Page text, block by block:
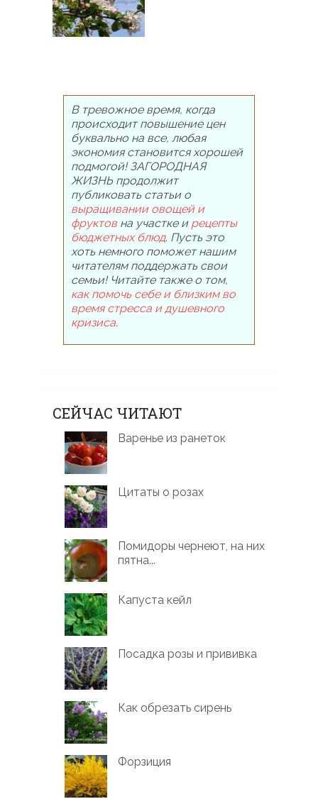
В тревожное время, когда
происходит повышение цен
буквально на все, любая
экономия становится хорошей
подмогой! ЗАГОРОДНАЯ
ЖИЗНЬ продолжит
публиковать статьи о
выращивании овощей и
фруктовна участке и рецепты
бюджетных блюд. Пусть это
хоть немного поможет нашим
читателям поддержать свои
семьи! Читайте также о том,
как помочь себе и близким во
время стресса и душевного
кризиса.
СЕЙЧАС ЧИТАЮТ
Варенье из ранеток
Цитаты о розах
Помидоры чернеют, на них
пятна...
Капуста кейл
Посадка розы и прививка
Как обрезать сирень
Форзиция